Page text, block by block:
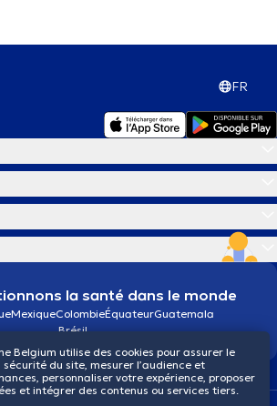
FR
la santé dans le monde
MexiqueColombieÉquateurGuatemala
Brésil
Belgium utilise des cookies pour assurer le
du site, mesurer l’audience et
personnaliser votre expérience, proposer
et intégrer des contenus ou services tiers.